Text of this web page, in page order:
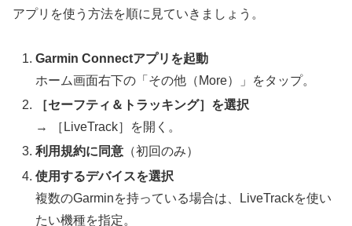
アプリを使う方法を順に見ていきましょう。
Garmin Connectアプリを起動
ホーム画面右下の「その他（More）」をタップ。
［セーフティ＆トラッキング］を選択
→ ［LiveTrack］を開く。
利用規約に同意 （初回のみ）
使用するデバイスを選択
複数のGarminを持っている場合は、LiveTrackを使い
たい機種を指定。